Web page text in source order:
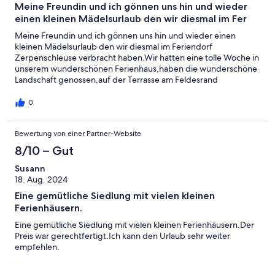
Meine Freundin und ich gönnen uns hin und wieder
einen kleinen Mädelsurlaub den wir diesmal im Fer
Meine Freundin und ich gönnen uns hin und wieder einen
kleinen Mädelsurlaub den wir diesmal im Feriendorf
Zerpenschleuse verbracht haben.Wir hatten eine tolle Woche in
unserem wunderschönen Ferienhaus,haben die wunderschöne
Landschaft genossen,auf der Terrasse am Feldesrand
besichtigt,waren baden im Bernsteinsee,haben einen Ausflug
gemütlich eingerichteten Häuschen verbracht.Uns hat es super
gefallen und wir kommen auf jeden Fall wieder!
0
Bewertung von einer Partner-Website
8/10 – Gut
Susann
18. Aug. 2024
Eine gemütliche Siedlung mit vielen kleinen
Ferienhäusern.
Eine gemütliche Siedlung mit vielen kleinen Ferienhäusern.Der
Preis war gerechtfertigt.Ich kann den Urlaub sehr weiter
empfehlen.